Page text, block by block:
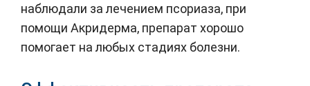
наблюдали за лечением псориаза, при
помощи Акридерма, препарат хорошо
помогает на любых стадиях болезни.